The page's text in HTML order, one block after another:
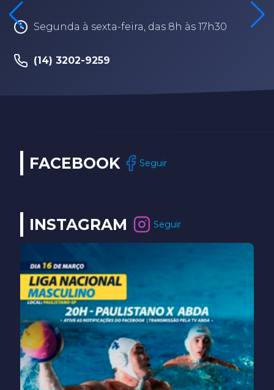
Segunda à sexta-feira, das 8h às 17h30
(14) 3202-9259
FACEBOOK Seguir
INSTAGRAM Seguir